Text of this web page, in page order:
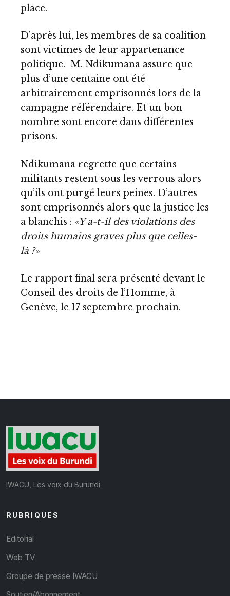
place.
D’après lui, les membres de sa coalition
sont victimes de leur appartenance
politique. M. Ndikumana assure que
plus d’une centaine ont été
arbitrairement emprisonnés lors de la
campagne référendaire. Et un bon
nombre sont encore dans différentes
prisons.
Ndikumana regrette que certains
militants restent sous les verrous alors
qu’ils ont purgé leurs peines. D’autres
sont emprisonnés alors que la justice les
a blanchis : «Y a-t-il des violations des
droits humains graves plus que celles-
là ?»
Le rapport final sera présenté devant le
Conseil des droits de l’Homme, à
Genève, le 17 septembre prochain.
IWACU, Les voix du Burundi
RUBRIQUES
Editorial
Web TV
Groupe de presse IWACU